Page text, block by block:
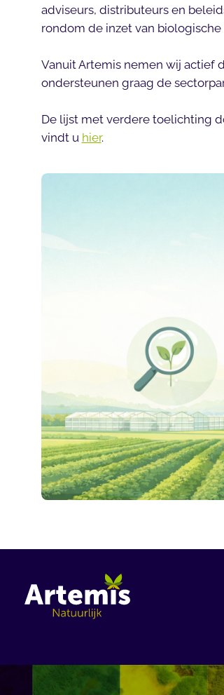
adviseurs, distributeurs en
rondom de inzet van
Vanuit Artemis nemen wij actief
ondersteunen graag de
De lijst met verdere toelichting
vindt u hier.